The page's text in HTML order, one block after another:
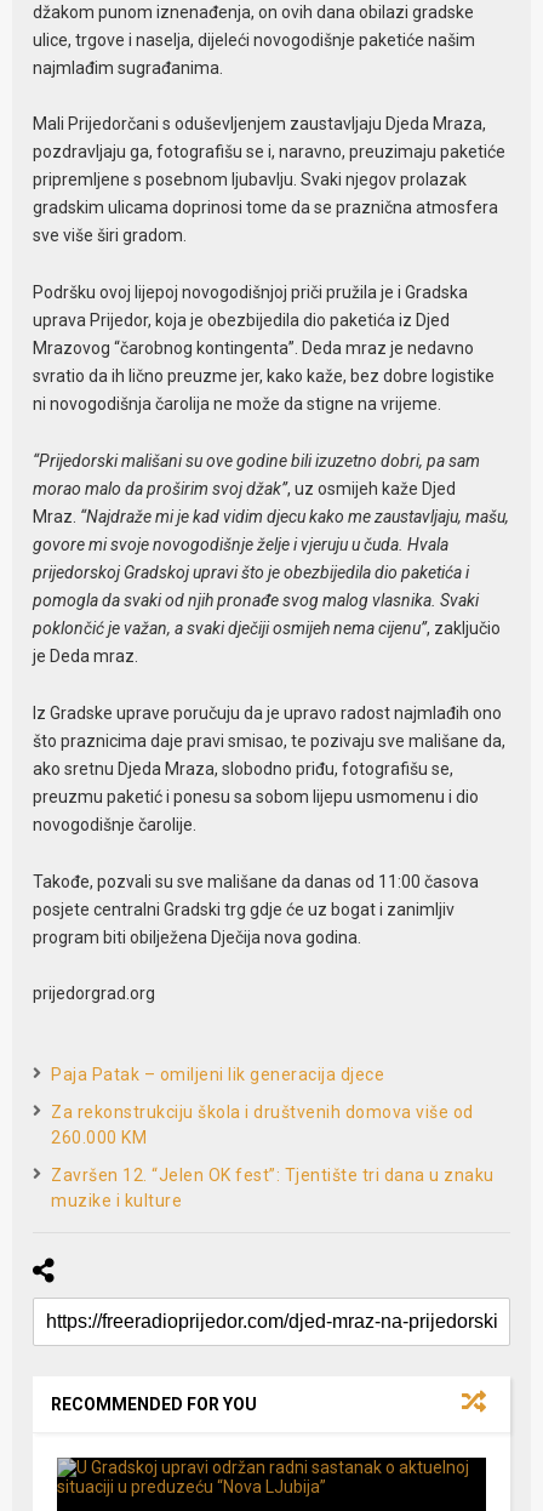
džakom punom iznenađenja, on ovih dana obilazi gradske
ulice, trgove i naselja, dijeleći novogodišnje paketiće našim
najmlađim sugrađanima.
Mali Prijedorčani s oduševljenjem zaustavljaju Djeda Mraza,
pozdravljaju ga, fotografišu se i, naravno, preuzimaju paketiće
pripremljene s posebnom ljubavlju. Svaki njegov prolazak
gradskim ulicama doprinosi tome da se praznična atmosfera
sve više širi gradom.
Podršku ovoj lijepoj novogodišnjoj priči pružila je i Gradska
uprava Prijedor, koja je obezbijedila dio paketića iz Djed
Mrazovog “čarobnog kontingenta”. Deda mraz je nedavno
svratio da ih lično preuzme jer, kako kaže, bez dobre logistike
ni novogodišnja čarolija ne može da stigne na vrijeme.
“Prijedorski mališani su ove godine bili izuzetno dobri, pa sam
morao malo da proširim svoj džak”, uz osmijeh kaže Djed
Mraz. “Najdraže mi je kad vidim djecu kako me zaustavljaju, mašu,
govore mi svoje novogodišnje želje i vjeruju u čuda. Hvala
prijedorskoj Gradskoj upravi što je obezbijedila dio paketića i
pomogla da svaki od njih pronađe svog malog vlasnika. Svaki
poklončić je važan, a svaki dječiji osmijeh nema cijenu”, zaključio
je Deda mraz.
Iz Gradske uprave poručuju da je upravo radost najmlađih ono
što praznicima daje pravi smisao, te pozivaju sve mališane da,
ako sretnu Djeda Mraza, slobodno priđu, fotografišu se,
preuzmu paketić i ponesu sa sobom lijepu usmomenu i dio
novogodišnje čarolije.
Takođe, pozvali su sve mališane da danas od 11:00 časova
posjete centralni Gradski trg gdje će uz bogat i zanimljiv
program biti obilježena Dječija nova godina.
prijedorgrad.org
Paja Patak – omiljeni lik generacija djece
Za rekonstrukciju škola i društvenih domova više od
260.000 KM
Završen 12. “Jelen OK fest”: Tjentište tri dana u znaku
muzike i kulture
RECOMMENDED FOR YOU